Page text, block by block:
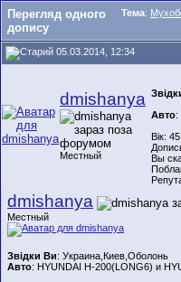
Тема:
Перегляд одного
допису
05.03.2014, 12:34
dmishanya
Местный
Авто:
Вік: 45
Вы
dmishanya
Местный
Звідки Ви: Украина,Киев,Оболонь
Авто: HYUNDAI H-200(LONG6) и